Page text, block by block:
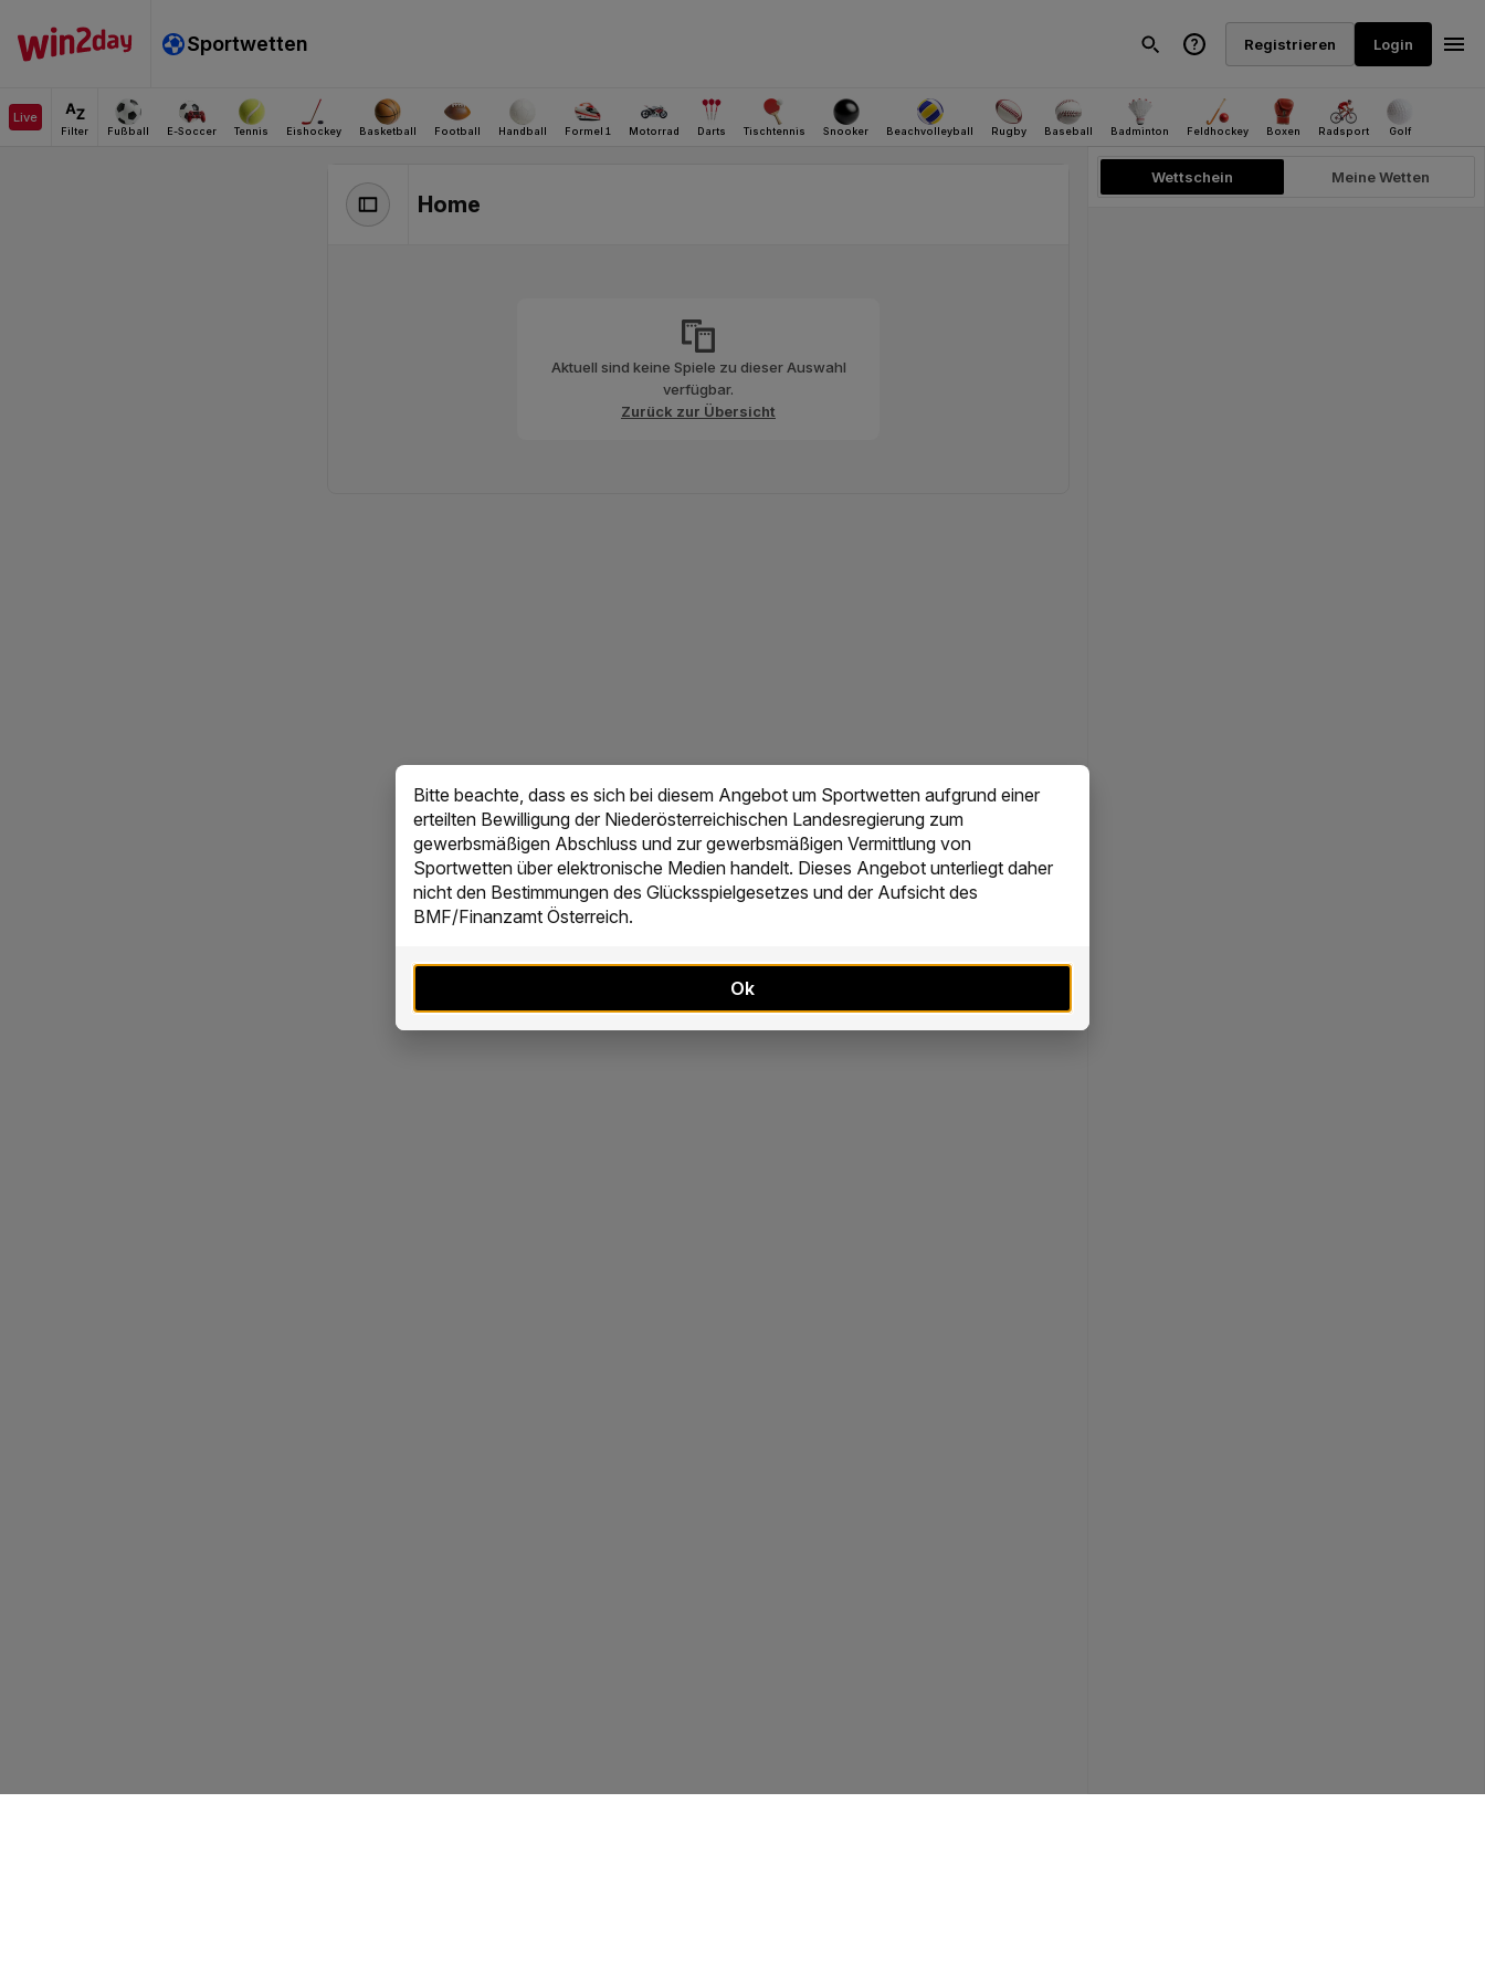
Bitte beachte, dass es sich bei diesem Angebot um Sportwetten aufgrund einer
erteilten Bewilligung der Niederösterreichischen Landesregierung zum
gewerbsmäßigen Abschluss und zur gewerbsmäßigen Vermittlung von
Sportwetten über elektronische Medien handelt. Dieses Angebot unterliegt daher
nicht den Bestimmungen des Glücksspielgesetzes und der Aufsicht des
BMF/Finanzamt Österreich.
Ok
Aktuell sind keine Spiele zu dieser Auswahl
verfügbar.
Zurück zur Übersicht